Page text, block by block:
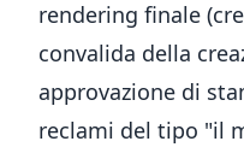
rendering finale
convalida della
approvazione di
reclami del tipo "il